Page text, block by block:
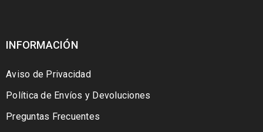
INFORMACIÓN
Aviso de Privacidad
Política de Envíos y Devoluciones
Preguntas Frecuentes